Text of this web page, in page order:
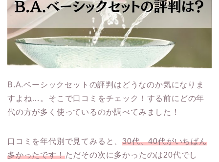
B.A.ベーシックセットの評判はどうなのか気になりま
すよね…。そこで口コミをチェック！する前にどの年
代の方が多く使っているのか調べてみました！
口コミを年代別で見てみると、30代、40代がいちばん
多かったです！ただその次に多かったのは20代でし